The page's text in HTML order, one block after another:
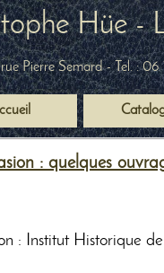
Hüe -
Pierre Semard- Tel. :06
: quelques
: Institut Historique